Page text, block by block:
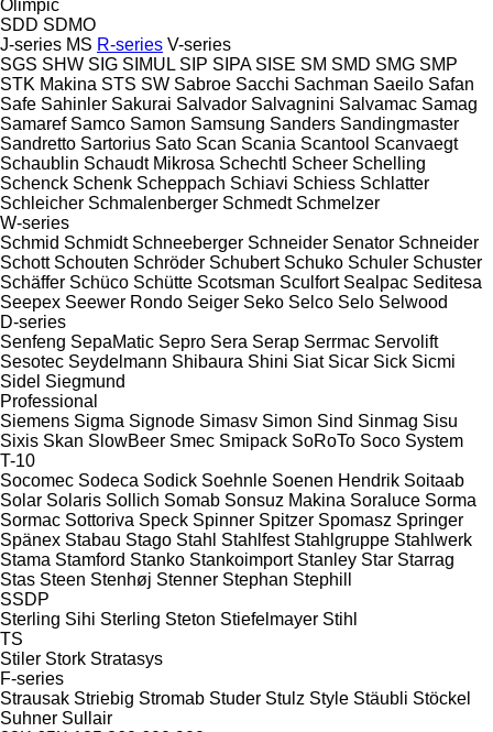
Olimpic
SDD SDMO
J-series MS R-series V-series
SGS SHW SIG SIMUL SIP SIPA SISE SM SMD SMG SMP
STK Makina STS SW Sabroe Sacchi Sachman Saeilo Safan
Safe Sahinler Sakurai Salvador Salvagnini Salvamac Samag
Samaref Samco Samon Samsung Sanders Sandingmaster
Sandretto Sartorius Sato Scan Scania Scantool Scanvaegt
Schaublin Schaudt Mikrosa Schechtl Scheer Schelling
Schenck Schenk Scheppach Schiavi Schiess Schlatter
Schleicher Schmalenberger Schmedt Schmelzer
W-series
Schmid Schmidt Schneeberger Schneider Senator Schneider
Schott Schouten Schröder Schubert Schuko Schuler Schuster
Schäffer Schüco Schütte Scotsman Sculfort Sealpac Seditesa
Seepex Seewer Rondo Seiger Seko Selco Selo Selwood
D-series
Senfeng SepaMatic Sepro Sera Serap Serrmac Servolift
Sesotec Seydelmann Shibaura Shini Siat Sicar Sick Sicmi
Sidel Siegmund
Professional
Siemens Sigma Signode Simasv Simon Sind Sinmag Sisu
Sixis Skan SlowBeer Smec Smipack SoRoTo Soco System
T-10
Socomec Sodeca Sodick Soehnle Soenen Hendrik Soitaab
Solar Solaris Sollich Somab Sonsuz Makina Soraluce Sorma
Sormac Sottoriva Speck Spinner Spitzer Spomasz Springer
Spänex Stabau Stago Stahl Stahlfest Stahlgruppe Stahlwerk
Stama Stamford Stanko Stankoimport Stanley Star Starrag
Stas Steen Stenhøj Stenner Stephan Stephill
SSDP
Sterling Sihi Sterling Steton Stiefelmayer Stihl
TS
Stiler Stork Stratasys
F-series
Strausak Striebig Stromab Studer Stulz Style Stäubli Stöckel
Suhner Sullair